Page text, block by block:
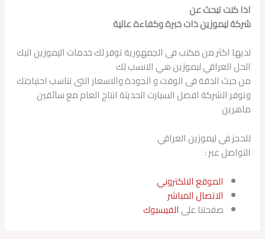
اذا كنت تبحث عن
شركة ليموزين ذات خبرة وكفاءة عالية
لديها اكثر من مكتب فى الجمهورية توفر لك خدمات اليموزين اليك
الحل العراقي ليموزين هي الانسب لك
من حيث الدقة فى الوقت و الجودة والاسعار التى تناسب احتياجتك
وتوفر الشركة افضل السيارت الحديثة انتاج العام مع سائقين
ماهرين
للحجز في ليموزين العراقي
التواصل عبر :
الموقع الالكتروني
الاتصال المباشر
صفحتنا على الفيسبوك